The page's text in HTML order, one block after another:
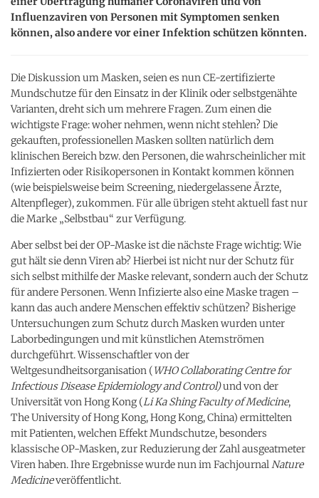
Influenzaviren von Personen mit Symptomen senken
können, also andere vor einer Infektion schützen könnten.
Die Diskussion um Masken, seien es nun CE-zertifizierte
Mundschutze für den Einsatz in der Klinik oder selbstgenähte
Varianten, dreht sich um mehrere Fragen. Zum einen die
wichtigste Frage: woher nehmen, wenn nicht stehlen? Die
gekauften, professionellen Masken sollten natürlich dem
klinischen Bereich bzw. den Personen, die wahrscheinlicher mit
Infizierten oder Risikopersonen in Kontakt kommen können
(wie beispielsweise beim Screening, niedergelassene Ärzte,
Altenpfleger), zukommen. Für alle übrigen steht aktuell fast nur
die Marke „Selbstbau“ zur Verfügung.
Aber selbst bei der OP-Maske ist die nächste Frage wichtig: Wie
gut hält sie denn Viren ab? Hierbei ist nicht nur der Schutz für
sich selbst mithilfe der Maske relevant, sondern auch der Schutz
für andere Personen. Wenn Infizierte also eine Maske tragen –
kann das auch andere Menschen effektiv schützen? Bisherige
Untersuchungen zum Schutz durch Masken wurden unter
Laborbedingungen und mit künstlichen Atemströmen
durchgeführt. Wissenschaftler von der
Weltgesundheitsorganisation (WHO Collaborating Centre for
Infectious Disease Epidemiology and Control)und von der
Universität von Hong Kong (Li Ka Shing Faculty of Medicine,
The University of Hong Kong, Hong Kong, China) ermittelten
mit Patienten, welchen Effekt Mundschutze, besonders
klassische OP-Masken, zur Reduzierung der Zahl ausgeatmeter
Viren haben. Ihre Ergebnisse wurde nun im FachjournalNature
Medicineveröffentlicht.